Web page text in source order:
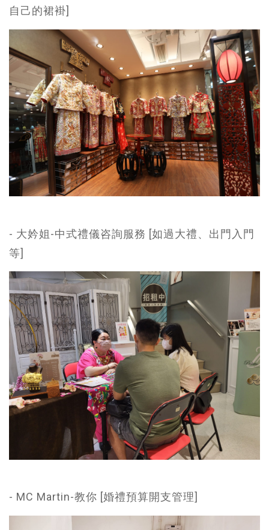
自己的裙褂]
- 大妗姐-中式禮儀咨詢服務 [如過大禮、出門入門
等]
- MC Martin-教你 [婚禮預算開支管理]